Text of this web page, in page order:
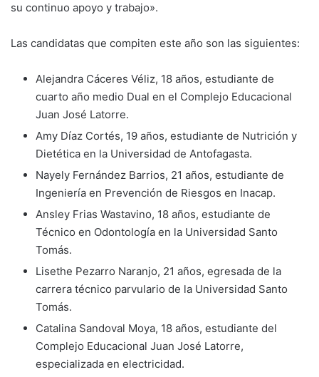
su continuo apoyo y trabajo».
Las candidatas que compiten este año son las siguientes:
Alejandra Cáceres Véliz, 18 años, estudiante de
cuarto año medio Dual en el Complejo Educacional
Juan José Latorre.
Amy Díaz Cortés, 19 años, estudiante de Nutrición y
Dietética en la Universidad de Antofagasta.
Nayely Fernández Barrios, 21 años, estudiante de
Ingeniería en Prevención de Riesgos en Inacap.
Ansley Frias Wastavino, 18 años, estudiante de
Técnico en Odontología en la Universidad Santo
Tomás.
Lisethe Pezarro Naranjo, 21 años, egresada de la
carrera técnico parvulario de la Universidad Santo
Tomás.
Catalina Sandoval Moya, 18 años, estudiante del
Complejo Educacional Juan José Latorre,
especializada en electricidad.